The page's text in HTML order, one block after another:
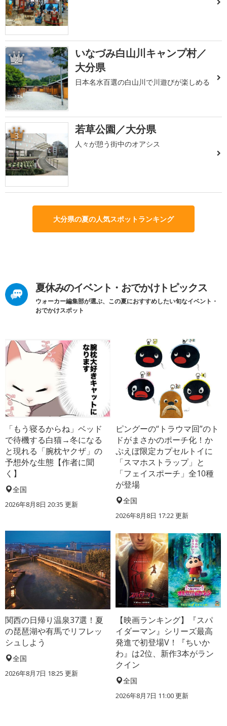
2
いなづみ白山川キャンプ村／
大分県
日本名水百選の白山川で川遊びが楽しめる
3 若草公園／大分県
人々が憩う街中のオアシス
大分県の夏の人気スポットランキング
夏休みのイベント・おでかけトピックス
ウォーカー編集部が選ぶ、この夏におすすめしたい旬なイベント・
おでかけスポット
「もう寝るからね」ベッド
で待機する白猫→冬になる
と現れる「腕枕ヤクザ」の
予想外な生態【作者に聞
く】
全国
2026年8月8日 20:35 更新
ピングーの“トラウマ回”のト
ドがまさかのポーチ化！か
ぷえぼ限定カプセルトイに
「スマホストラップ」と
「フェイスポーチ」全10種
が登場
全国
2026年8月8日 17:22更新
関西の日帰り温泉37選！夏
の琵琶湖や有馬でリフレッ
シュしよう
全国
2026年8月7日 18:25 更新
【映画ランキング】『スパ
イダーマン』シリーズ最高
発進で初登場V！『ちいか
わ』は2位、新作3本がラン
クイン
全国
2026年8月7日 11:00更新